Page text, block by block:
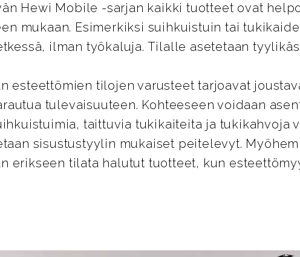
Hewi Mobile -sarjan kaikki tuotteet ovat
mukaan. Esimerkiksi suihkuistuin tai
ilman työkaluja. Tilalle asetetaan
esteettömien tilojen varusteet tarjoavat
tulevaisuuteen. Kohteeseen voidaan
taittuvia tukikaiteita ja tukikahvoja
sisustustyylin mukaiset peitelevyt.
erikseen tilata halutut tuotteet, kun